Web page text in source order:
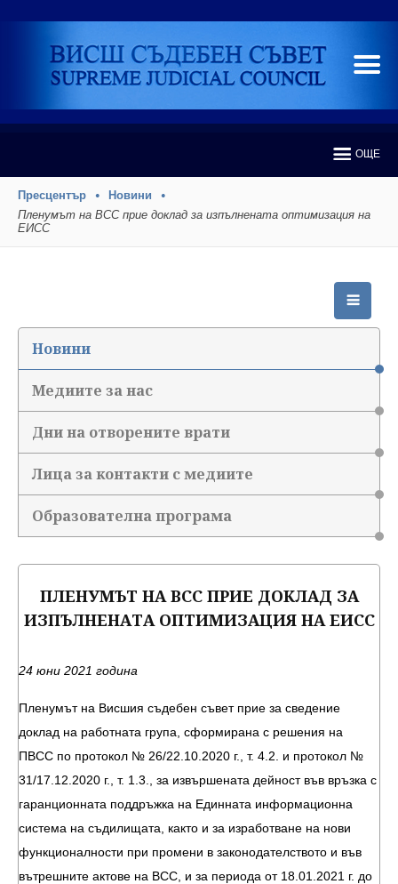
ОЩЕ
Пресцентър
Новини
Пленумът на ВСС прие доклад за изпълнената оптимизация на
ЕИСС
Новини
Медиите за нас
Дни на отворените врати
Лица за контакти с медиите
Образователна програма
ПЛЕНУМЪТ НА ВСС ПРИЕ ДОКЛАД ЗА
ИЗПЪЛНЕНАТА ОПТИМИЗАЦИЯ НА ЕИСС
24 юни 2021 година
Пленумът на Висшия съдебен съвет прие за сведение
доклад на работната група, сформирана с решения на
ПВСС по протокол № 26/22.10.2020 г., т. 4.2. и протокол №
31/17.12.2020 г., т. 1.3., за извършената дейност във връзка с
гаранционната поддръжка на Единната информационна
система на съдилищата, както и за изработване на нови
функционалности при промени в законодателството и във
вътрешните актове на ВСС, и за периода от 18.01.2021 г. до